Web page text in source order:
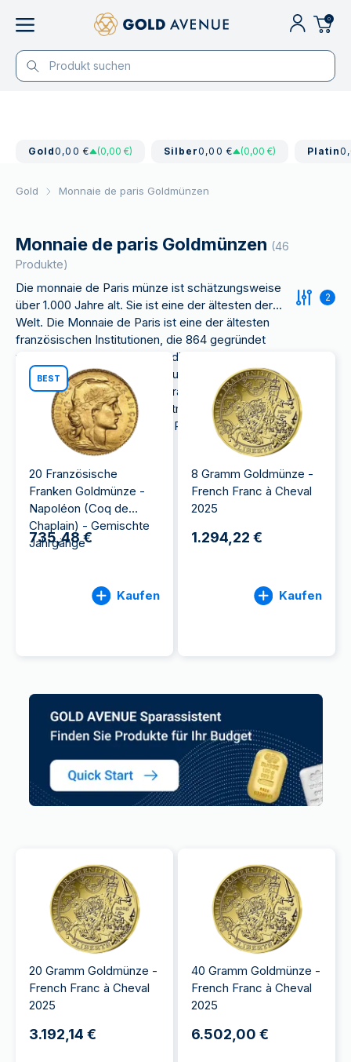
0
Gold0,00 € (0,00 €) Silber0,00 € (0,00 €) Platin
Gold Monnaie de paris Goldmünzen
Monnaie de paris Goldmünzen (46
Produkte)
Die monnaie de Paris münze ist schätzungsweise
über 1.000 Jahre alt. Sie ist eine der ältesten der
Welt. Die Monnaie de Paris ist eine der ältesten
französischen Institutionen, die 864 gegründet
wurde. Es ist eine Institution, die die Bedeutung von
Geschichte und Traditionen zu schätzen weiß und
stolz darauf ist, patriotische französische Münzen
zu schaffen. Eine der symbolträchtigsten
Goldmünzender Monnaie de Paris ist die 20-Franc-
Napoleon-Goldmünze.
2
BEST
20 Französische
Franken Goldmünze -
Napoléon (Coq de
Chaplain) - Gemischte
Jahrgänge
735,48 €
Kaufen
8 Gramm Goldmünze -
French Franc à Cheval
2025
1.294,22 €
Kaufen
20 Gramm Goldmünze -
French Franc à Cheval
2025
3.192,14 €
40 Gramm Goldmünze -
French Franc à Cheval
2025
6.502,00 €